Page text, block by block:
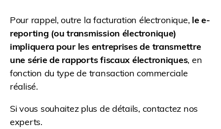
Pour rappel, outre la facturation électronique, le e-
reporting (ou transmission électronique)
impliquera pour les entreprises de transmettre
une série de rapports fiscaux électroniques, en
fonction du type de transaction commerciale
réalisé.
Si vous souhaitez plus de détails, contactez nos
experts.